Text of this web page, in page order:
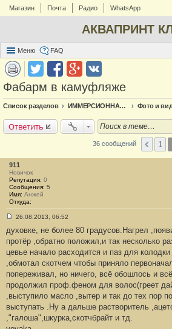
Магазин Почта Радио WhatsApp
АКВАПРИНТ
Меню FAQ
Фабарм в камуфляже
Список разделов ИММЕРСИОННАЯ ПЕЧАТЬ
Ответить
36 сообщений 1
911
Новичок
Репутация: 0
Сообщения: 5
Имя: Анжей
Откуда:
о
б
щ
н
и
#
2
26.08.2013, 06:52
духовке, не более 80 градусов.Нагрел
протёр ,обратно положил,и так несколько
цевье начало расходится и паз для
,обмотал скотчем чтобы приняло
попереживал, но ничего, всё обошлось и
продолжил проф.феном для волос(греет
,выступило масло ,вытер и так до тех пор
выступать .Ну а дальше растворитель
,"галоша",шкурка,скотчбрайт и тд.